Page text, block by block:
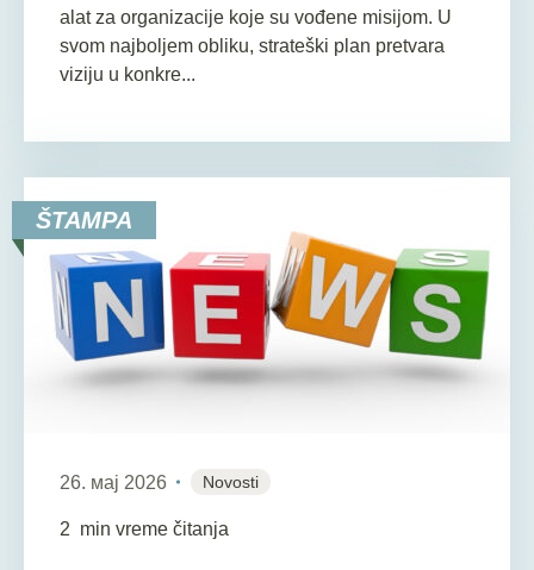
alat za organizacije koje su vođene misijom. U
svom najboljem obliku, strateški plan pretvara
viziju u konkre...
ŠTAMPA
26. мај 2026 Novosti
2 min vreme čitanja